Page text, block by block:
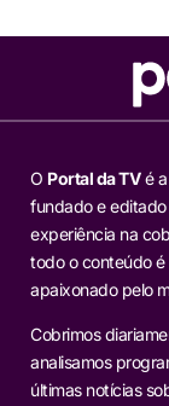
O Portal da TVé a
fundado e editado
experiência na
todo o conteúdo
apaixonado pelo
Cobrimos
analisamos
últimas notícias